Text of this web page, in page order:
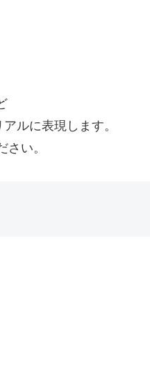
ルに表現します。
い。